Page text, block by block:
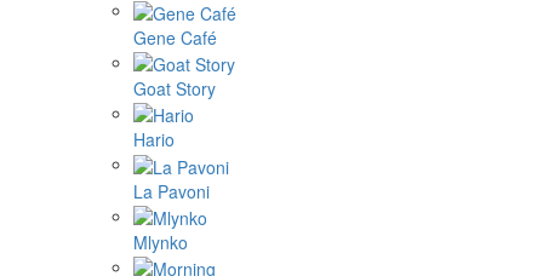
Gene Café
Goat Story
Hario
La Pavoni
Mlynko